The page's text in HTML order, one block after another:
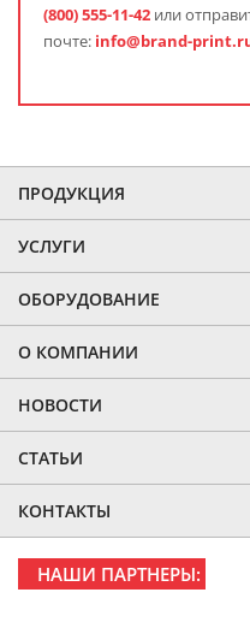
(800) 555-11-42 или
почте: info@brand-
ПРОДУКЦИЯ
УСЛУГИ
ОБОРУДОВАНИЕ
О КОМПАНИИ
НОВОСТИ
СТАТЬИ
КОНТАКТЫ
НАШИ ПАРТНЕРЫ: